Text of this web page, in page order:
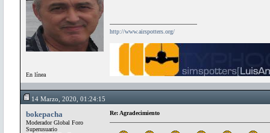
En línea
http://www.airspotters.org/
14 Marzo, 2020, 01:24:15
bokepacha
Moderador Global Foro
Superusuario
Re: Agradecimiento